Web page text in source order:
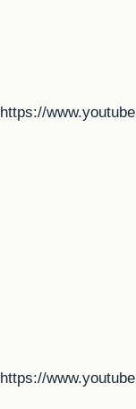
https://
https://